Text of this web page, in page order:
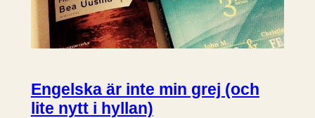
Engelska är inte min grej (och
lite nytt i hyllan)